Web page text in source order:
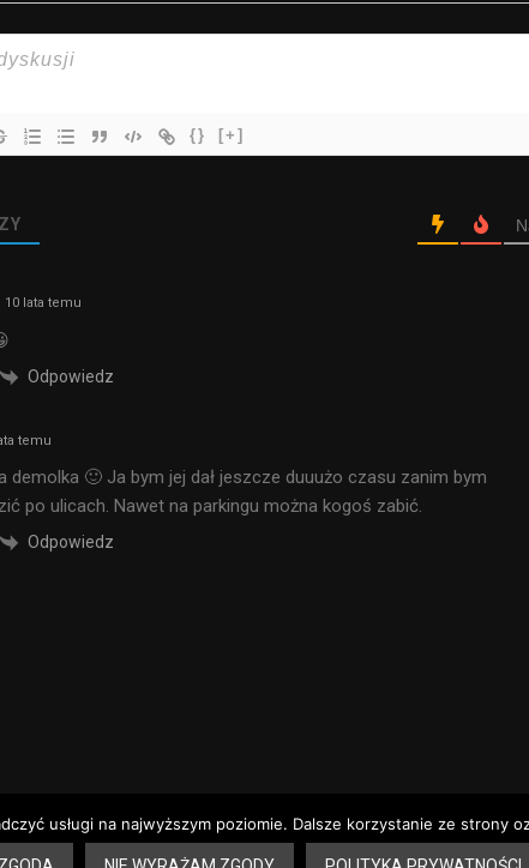
{} [+]
10 lata temu
Odpowiedz
temu
demolka 🙂 Ja bym jej dał jeszcze duuużo czasu zanim bym
po ulicach. Nawet na parkingu można kogoś zabić.
Odpowiedz
Rozkład jazdy – Sandomierz
usługi na najwyższym poziomie. Dalsze korzystanie ze strony